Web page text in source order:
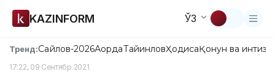
KAZINFORM ЎЗ
Тренд:Сайлов-2026АқордаТайинловҲодисаҚонун ва
17:22, 09 Сентябр 2021